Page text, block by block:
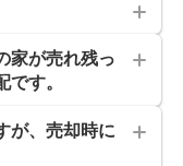
家が売れ残っ
す。
が、売却時に